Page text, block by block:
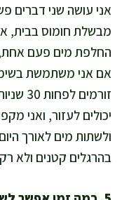
אני עושה שני דברים
החלפת מים פעם
אם אני משתמשת
יכולים לעזור, ואני
ולשתות מים לאורך
בהרגלים קטנים ולא